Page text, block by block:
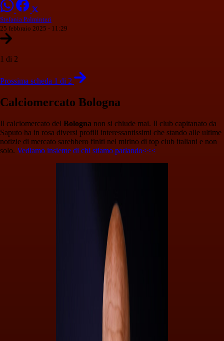
Stefania Palminteri
25 febbraio 2025 - 11:29
1 di 2
Prossima scheda 1 di 2
Calciomercato Bologna
Il calciomercato del Bologna non si chiude mai. Il club capitanato da
Saputo ha in rosa diversi profili interessantissimi che stando alle ultime
notizie di mercato sarebbero finiti nel mirino di top club italiani e non
solo. Vediamo insieme di chi stiamo parlando<<<